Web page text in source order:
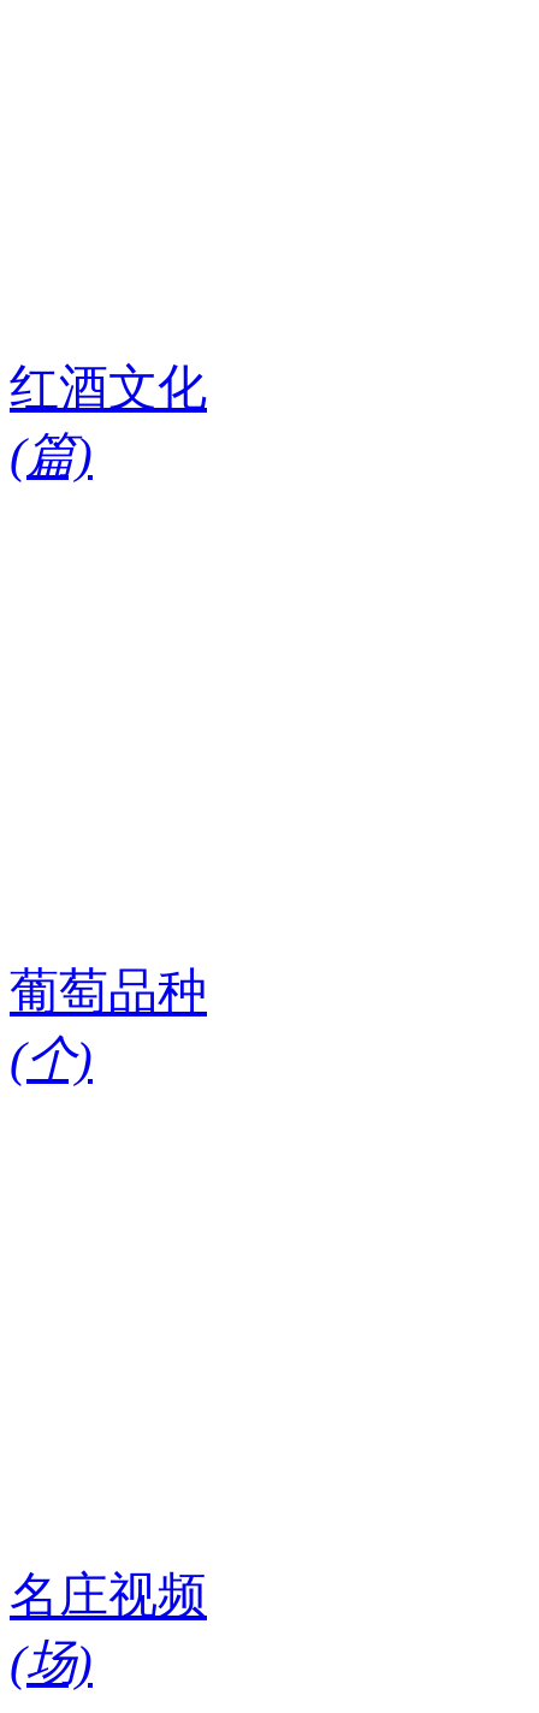
红酒文化
(篇)
葡萄品种
(个)
名庄视频
(场)